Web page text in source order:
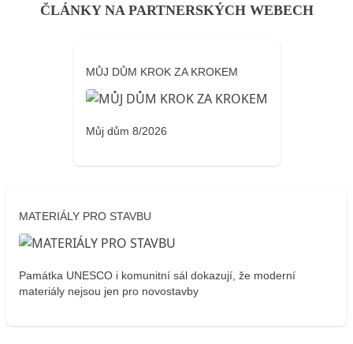
ČLÁNKY NA PARTNERSKÝCH WEBECH
MŮJ DŮM KROK ZA KROKEM
Můj dům 8/2026
MATERIÁLY PRO STAVBU
Památka UNESCO i komunitní sál dokazují, že moderní
materiály nejsou jen pro novostavby